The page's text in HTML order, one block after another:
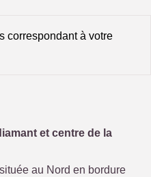
correspondant à votre
et centre de la
au Nord en bordure